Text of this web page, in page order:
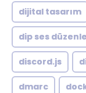
dijital tasarım
dip ses
discord.js
dmarc